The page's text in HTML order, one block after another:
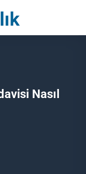
Nasıl